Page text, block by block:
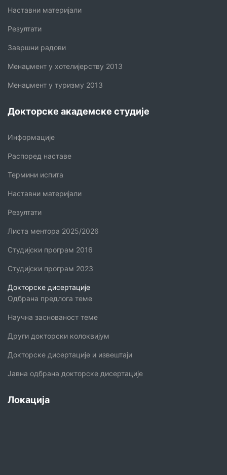
Наставни материјали
Резултати
Завршни радови
Менаџмент у хотелијерству 2013
Менаџмент у туризму 2013
Докторске академске студије
Информације
Распоред наставе
Термини испита
Наставни материјали
Резултати
Листа ментора 2025/2026
Студијски програм 2016
Студијски програм 2023
Докторске дисертације
Одбрана предлога теме
Научна заснованост теме
Други докторски колоквијум
Докторске дисертације и извештаји
Јавна одбрана докторске дисертације
Локација